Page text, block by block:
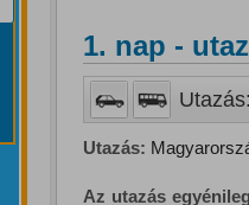
1. nap -
Utazás:
Az utazás